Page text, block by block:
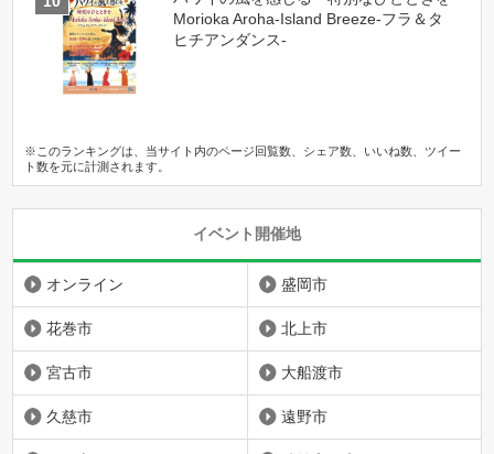
Morioka Aroha-Island Breeze-フラ＆タ
ヒチアンダンス-
※このランキングは、当サイト内のページ回覧数、シェア数、いいね数、ツイー
ト数を元に計測されます。
イベント開催地
オンライン 盛岡市
花巻市 北上市
宮古市 大船渡市
久慈市 遠野市